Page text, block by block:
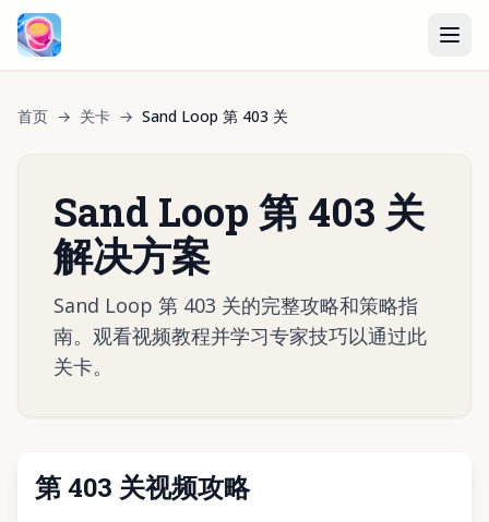
首页 → 关卡 → Sand Loop 第 403 关
Sand Loop 第 403 关
解决方案
Sand Loop 第 403 关的完整攻略和策略指
南。观看视频教程并学习专家技巧以通过此
关卡。
第 403 关视频攻略
点击播放视频